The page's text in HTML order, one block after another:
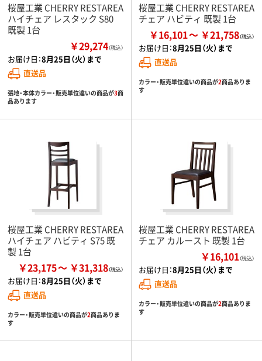
桜屋工業 CHERRY RESTAREA
ハイチェア レスタック S80
既製 1台
￥29,274（税込）
お届け日：8月25日（火）まで
直送品
張地・本体カラー・販売単位違いの商品が3商
品あります
桜屋工業 CHERRY RESTAREA
チェア ハビティ 既製 1台
￥16,101 ￥21,758
お届け日：8月25日（火）まで
直送品
カラー・販売単位違いの商品が2商品ありま
す
桜屋工業 CHERRY RESTAREA
ハイチェア ハビティ S75 既
製 1台
￥23,175 ￥31,318
お届け日：8月25日（火）まで
直送品
カラー・販売単位違いの商品が2商品ありま
す
桜屋工業 CHERRY RESTAREA
チェア カルースト 既製 1台
￥16,101（税込）
お届け日：8月25日（火）まで
直送品
カラー・販売単位違いの商品が2商品ありま
す